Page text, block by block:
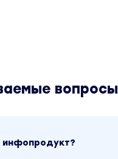
вопросы
инфопродукт?